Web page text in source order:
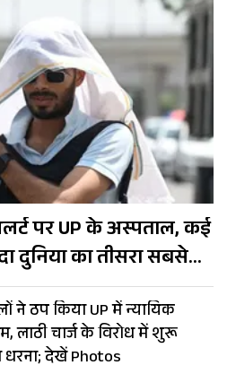
पर UP के अस्पताल, कई
दुनिया का तीसरा सबसे
ने ठप किया UP में न्यायिक
लाठी चार्ज के विरोध में शुरू
धरना; देखें Photos